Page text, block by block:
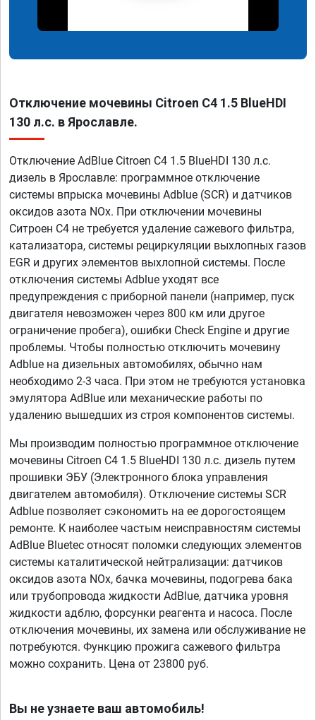
Отключение мочевины Citroen C4 1.5 BlueHDI
130 л.с. в Ярославле.
Отключение AdBlue Citroen C4 1.5 BlueHDI 130 л.с.
дизель в Ярославле: программное отключение
системы впрыска мочевины Adblue (SCR) и датчиков
оксидов азота NOx. При отключении мочевины
Ситроен С4 не требуется удаление сажевого фильтра,
катализатора, системы рециркуляции выхлопных газов
EGR и других элементов выхлопной системы. После
отключения системы Adblue уходят все
предупреждения с приборной панели (например, пуск
двигателя невозможен через 800 км или другое
ограничение пробега), ошибки Check Engine и другие
проблемы. Чтобы полностью отключить мочевину
Adblue на дизельных автомобилях, обычно нам
необходимо 2-3 часа. При этом не требуются установка
эмулятора AdBlue или механические работы по
удалению вышедших из строя компонентов системы.
Мы производим полностью программное отключение
мочевины Citroen C4 1.5 BlueHDI 130 л.с. дизель путем
прошивки ЭБУ (Электронного блока управления
двигателем автомобиля). Отключение системы SCR
Adblue позволяет сэкономить на ее дорогостоящем
ремонте. К наиболее частым неисправностям системы
AdBlue Bluetec относят поломки следующих элементов
системы каталитической нейтрализации: датчиков
оксидов азота NOx, бачка мочевины, подогрева бака
или трубопровода жидкости AdBlue, датчика уровня
жидкости адблю, форсунки реагента и насоса. После
отключения мочевины, их замена или обслуживание не
потребуются. Функцию прожига сажевого фильтра
можно сохранить. Цена от 23800 руб.
Вы не узнаете ваш автомобиль!